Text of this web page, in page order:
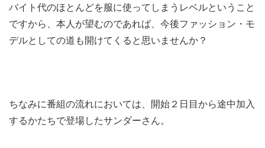
バイト代のほとんどを服に使ってしまうレベルということ
ですから、本人が望むのであれば、今後ファッション・モ
デルとしての道も開けてくると思いませんか？
ちなみに番組の流れにおいては、開始２日目から途中加入
するかたちで登場したサンダーさん。